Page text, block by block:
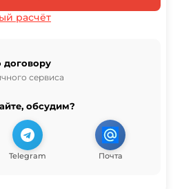
расчёт
договору
сервиса
обсудим?
Telegram Почта